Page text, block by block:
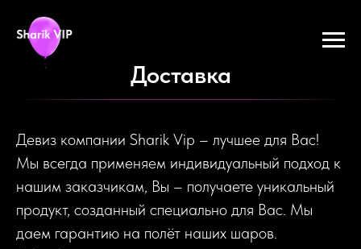
Доставка
Девиз компании Sharik Vip – лучшее для Вас!
Мы всегда применяем индивидуальный подход к
нашим заказчикам, Вы – получаете уникальный
продукт, созданный специально для Вас. Мы
даем гарантию на полёт наших шаров.